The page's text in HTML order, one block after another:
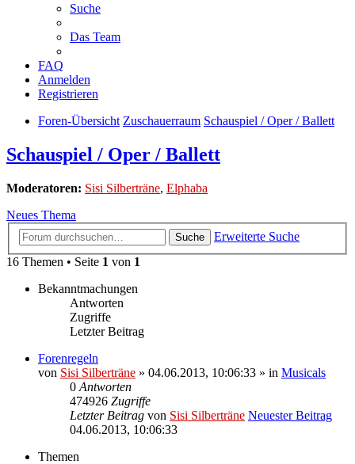
Suche
Das Team
FAQ
Anmelden
Registrieren
Foren-Übersicht Zuschauerraum Schauspiel / Oper / Ballett
Schauspiel / Oper / Ballett
Moderatoren: Sisi Silberträne, Elphaba
Neues Thema
Suche
Erweiterte Suche
16 Themen • Seite 1 von 1
Bekanntmachungen
Antworten
Zugriffe
Letzter Beitrag
Forenregeln
von Sisi Silberträne » 04.06.2013, 10:06:33 » in Musicals
0 Antworten
474926 Zugriffe
Letzter Beitrag von Sisi Silberträne Neuester Beitrag
04.06.2013, 10:06:33
Themen